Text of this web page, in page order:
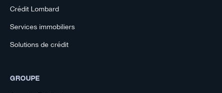
Crédit Lombard
Services immobiliers
Solutions de crédit
GROUPE